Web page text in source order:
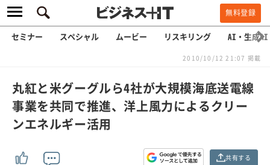
無料登録
セミナー スペシャル ムービー リスキリング AI・生成AI
2010/10/12 21:07 掲載
丸紅と米グーグルら4社が大規模海底送電線
事業を共同で推進、洋上風力によるクリー
ンエネルギー活用
共有する